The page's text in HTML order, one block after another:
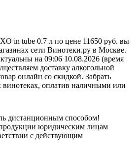
in tube 0.7 л по цене 11650 руб. вы
сети Винотеки.ру в Москве.
на 09:06 10.08.2026 (время
доставку алкогольной
онлайн со скидкой. Забрать
оплатив наличными или
дистанционным способом!
юридическим лицам
с действующим